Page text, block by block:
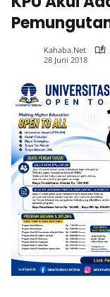
Kahaba.net
28 Juni 2018